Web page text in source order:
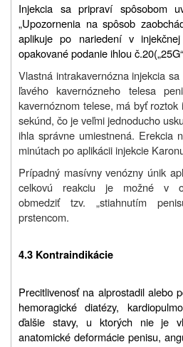
Injekcia sa pripraví spôsobom
„Upozornenia na spôsob
aplikuje po nariedení v
opakované podanie ihlou
Vlastná intrakavernózna injekcia
ľavého kavernózneho telesa
kavernóznom telese, má byť
sekúnd, čo je veľmi jednoducho
ihla správne umiestnená. Erekcia
minútach po aplikácii injekcie
Prípadný masívny venózny únik
celkovú reakciu je možné v
obmedziť tzv. „stiahnutím
prstencom.
4.3 Kontraindikácie
Precitlivenosť na alprostadil alebo
hemoragické diatézy,
ďalšie stavy, u ktorých nie je
anatomické deformácie penisu,